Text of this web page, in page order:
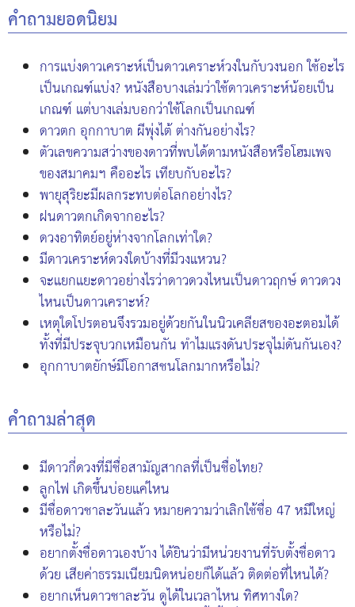
คำถามยอดนิยม
การแบ่งดาวเคราะห์เป็นดาวเคราะห์วงในกับวงนอก ใช้อะไร
เป็นเกณฑ์แบ่ง? หนังสือบางเล่มว่าใช้ดาวเคราะห์น้อยเป็น
เกณฑ์ แต่บางเล่มบอกว่าใช้โลกเป็นเกณฑ์
ดาวตก อุกกาบาต ผีพุ่งไต้ ต่างกันอย่างไร?
ตัวเลขความสว่างของดาวที่พบได้ตามหนังสือหรือโฮมเพจ
ของสมาคมฯ คืออะไร เทียบกับอะไร?
พายุสุริยะมีผลกระทบต่อโลกอย่างไร?
ฝนดาวตกเกิดจากอะไร?
ดวงอาทิตย์อยู่ห่างจากโลกเท่าใด?
มีดาวเคราะห์ดวงใดบ้างที่มีวงแหวน?
จะแยกแยะดาวอย่างไรว่าดาวดวงไหนเป็นดาวฤกษ์ ดาวดวง
ไหนเป็นดาวเคราะห์?
เหตุใดโปรตอนจึงรวมอยู่ด้วยกันในนิวเคลียสของอะตอมได้
ทั้งที่มีประจุบวกเหมือนกัน ทำไมแรงดันประจุไม่ดันกันเอง?
อุกกาบาตยักษ์มีโอกาสชนโลกมากหรือไม่?
คำถามล่าสุด
มีดาวกี่ดวงที่มีชื่อสามัญสากลที่เป็นชื่อไทย?
ลูกไฟ เกิดขึ้นบ่อยแค่ไหน
มีชื่อดาวชาละวันแล้ว หมายความว่าเลิกใช้ชื่อ 47 หมีใหญ่
หรือไม่?
อยากตั้งชื่อดาวเองบ้าง ได้ยินว่ามีหน่วยงานที่รับตั้งชื่อดาว
ด้วย เสียค่าธรรมเนียมนิดหน่อยก็ได้แล้ว ติดต่อที่ไหนได้?
อยากเห็นดาวชาละวัน ดูได้ในเวลาไหน ทิศทางใด?